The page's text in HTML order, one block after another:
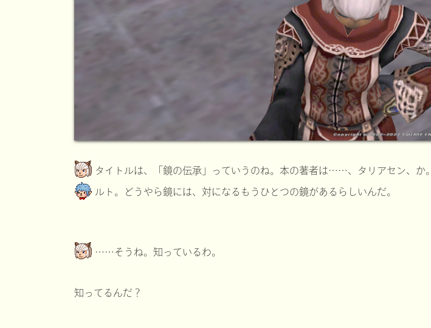
タイトルは、「鏡の伝承」っていうのね。本の著者は……、タリアセン、か。
ルト。どうやら鏡には、対になるもうひとつの鏡があるらしいんだ。
……そうね。知っているわ。
知ってるんだ？